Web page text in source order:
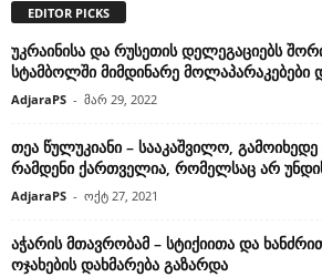
EDITOR PICKS
უკრაინისა და რუსეთის დელეგაციებს
სტამბოლში მიმდინარე
AdjaraPS - მარ 29, 2022
თეა წულუკიანი – სააკაშვილო, გამოიხედე
რამდენი ქართველია, რომელსაც არ
AdjaraPS - ოქტ 27, 2021
აჭარის მთავრობამ – სტიქიითა და
ოჯახების დახმარება გაზარდა